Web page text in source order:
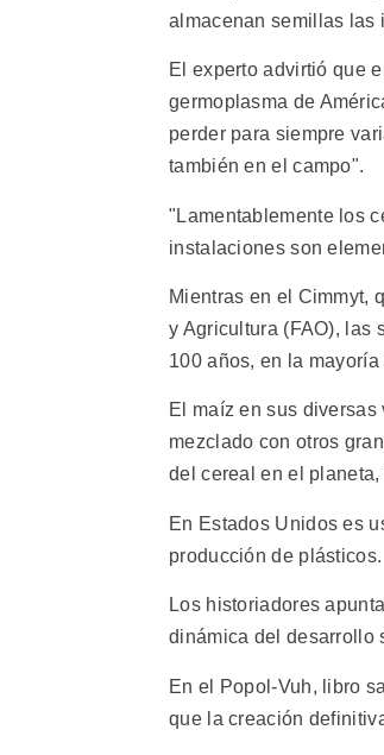
almacenan semillas las
El experto advirtió que
germoplasma de
perder para siempre
también en el campo".
"Lamentablemente los
instalaciones son
Mientras en el Cimmyt,
y Agricultura (FAO), las
100 años, en la
El maíz en sus
mezclado con otros
del cereal en el
En Estados Unidos es
producción de plásticos.
Los historiadores
dinámica del desarrollo
En el Popol-Vuh, libro
que la creación